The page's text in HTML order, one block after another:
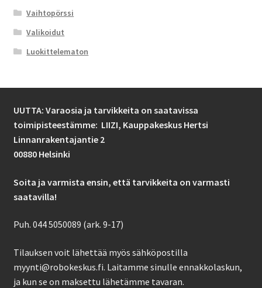
Vaihtopörssi
Valikoidut
Luokittelematon
UUTTA: Varaosia ja tarvikkeita on saatavissa
toimipisteestämme: LIIZI, Kauppakeskus Hertsi
Linnanrakentajantie 2
00880 Helsinki
Soita ja varmista ensin, että tarvikkeita on varmasti
saatavilla!
Puh. 044 5050089 (ark. 9-17)
Tilauksen voit lähettää myös sähköpostilla
myynti@robokeskus.fi. Laitamme sinulle ennakkolaskun,
ja kun se on maksettu lähetämme tavaran.